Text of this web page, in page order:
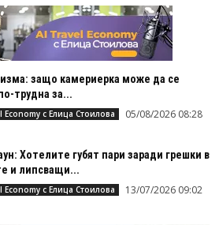
защо камериерка може да се
трудна за...
Economy с Елица Стоилова 05/08/2026 08:28
Хотелите губят пари заради грешки в
и липсващи...
Economy с Елица Стоилова 13/07/2026 09:02